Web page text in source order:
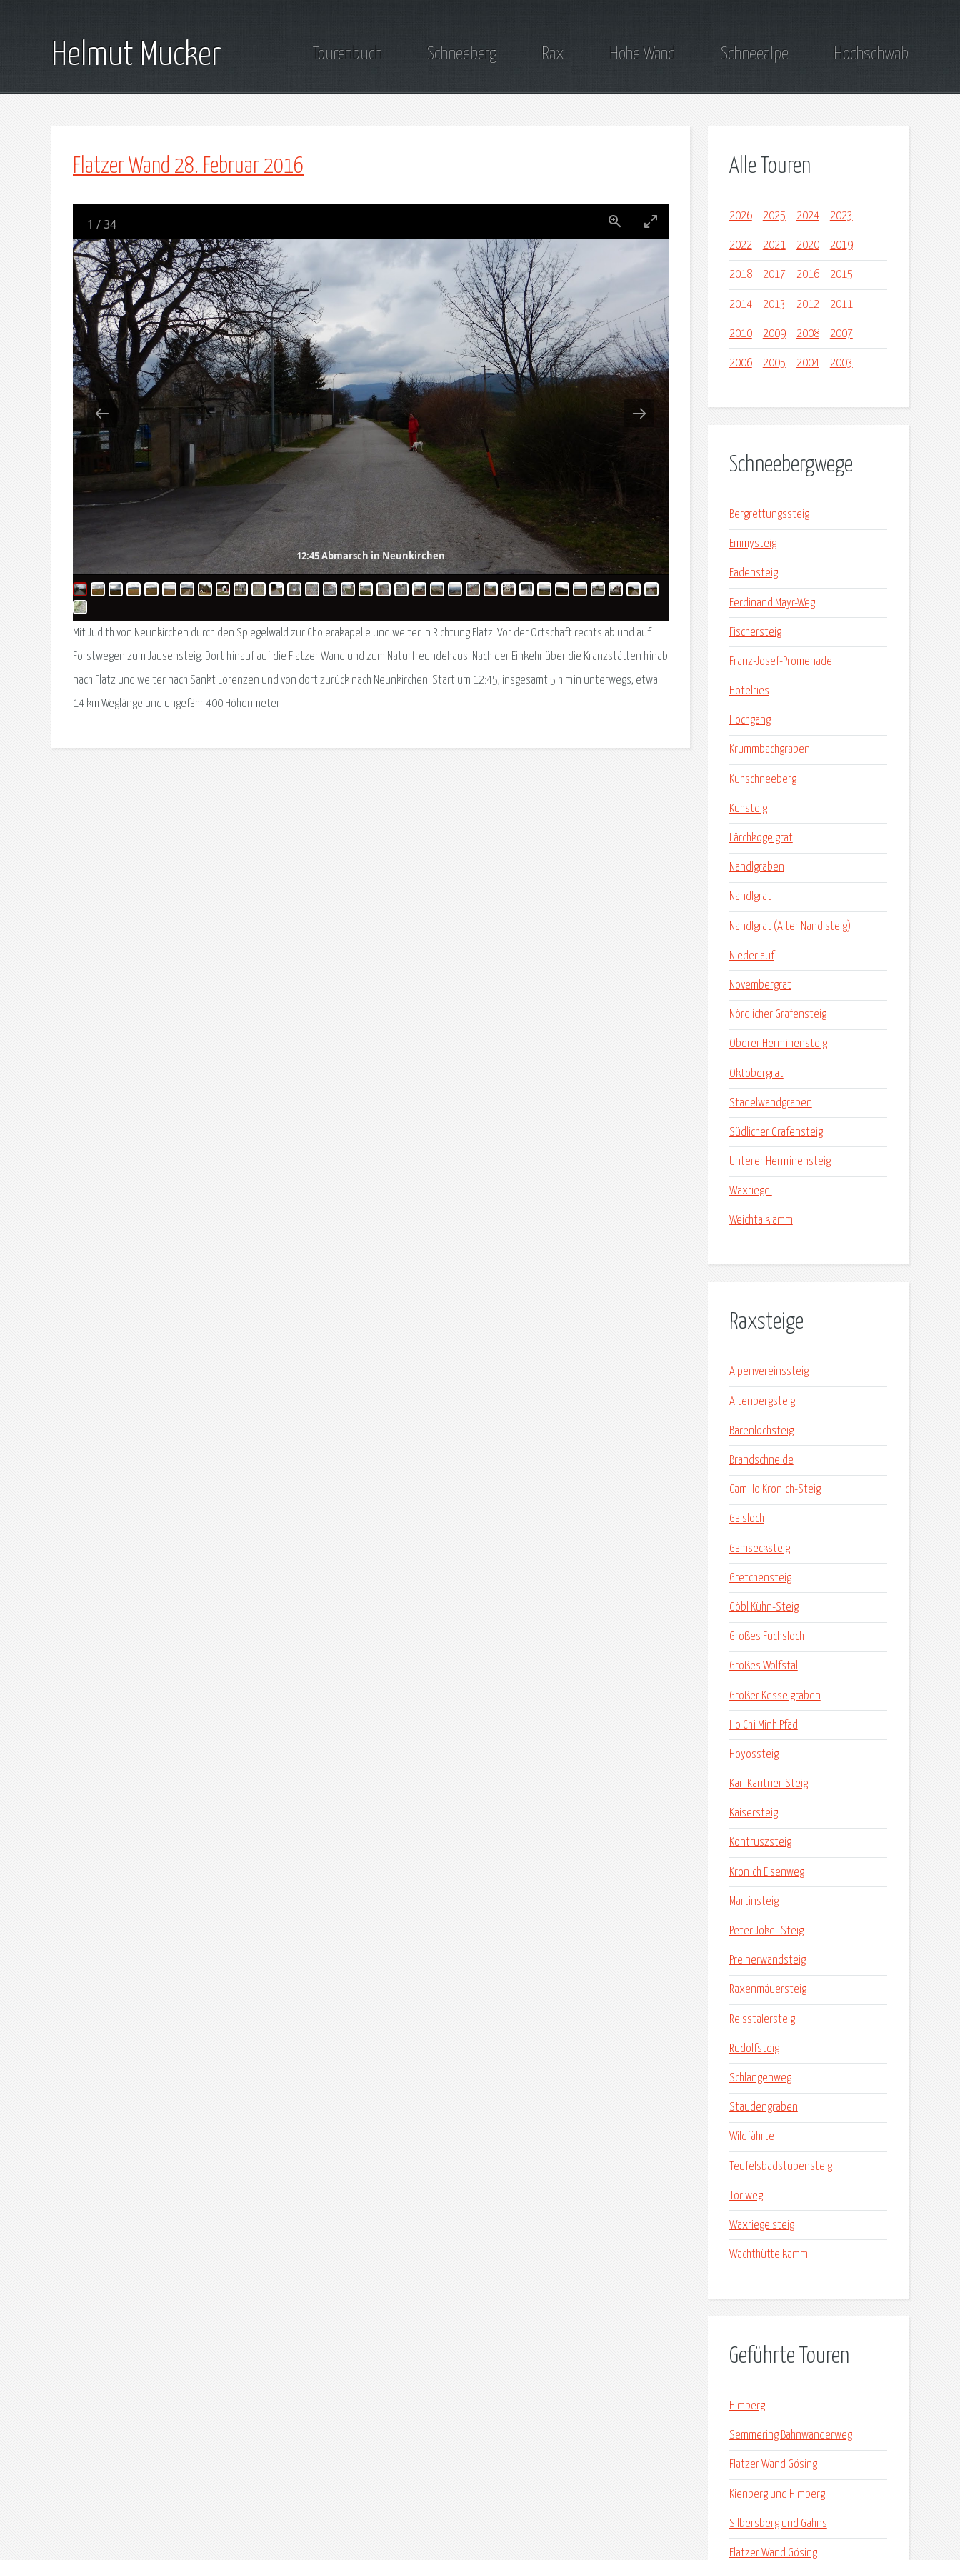
Helmut Mucker Tourenbuch Schneeberg Rax Hohe Wand Schneealpe Hochschwab
Flatzer Wand 28. Februar 2016
12:45 Abmarsch in Neunkirchen
1 /34
Mit Judith von Neunkirchen durch den Spiegelwald zur Cholerakapelle und weiter in Richtung Flatz. Vor der Ortschaft rechts ab und auf
Forstwegen zum Jausensteig. Dort hinauf auf die Flatzer Wand und zum Naturfreundehaus. Nach der Einkehr über die Kranzstätten hinab
nach Flatz und weiter nach Sankt Lorenzen und von dort zurück nach Neunkirchen. Start um 12:45, insgesamt 5 h min unterwegs, etwa
14 km Weglänge und ungefähr 400 Höhenmeter.
Alle Touren
2026 2025 2024 2023
2022 2021 2020 2019
2018 2017 2016 2015
2014 2013 2012 2011
2010 2009 2008 2007
2006 2005 2004 2003
Schneebergwege
Bergrettungssteig
Emmysteig
Fadensteig
Ferdinand Mayr-Weg
Fischersteig
Franz-Josef-Promenade
Hotelries
Hochgang
Krummbachgraben
Kuhschneeberg
Kuhsteig
Lärchkogelgrat
Nandlgraben
Nandlgrat
Nandlgrat (Alter Nandlsteig)
Niederlauf
Novembergrat
Nördlicher Grafensteig
Oberer Herminensteig
Oktobergrat
Stadelwandgraben
Südlicher Grafensteig
Unterer Herminensteig
Waxriegel
Weichtalklamm
Raxsteige
Alpenvereinssteig
Altenbergsteig
Bärenlochsteig
Brandschneide
Camillo Kronich-Steig
Gaisloch
Gamsecksteig
Gretchensteig
Göbl Kühn-Steig
Großes Fuchsloch
Großes Wolfstal
Großer Kesselgraben
Ho Chi Minh Pfad
Hoyossteig
Karl Kantner-Steig
Kaisersteig
Kontruszsteig
Kronich Eisenweg
Martinsteig
Peter Jokel-Steig
Preinerwandsteig
Raxenmäuersteig
Reisstalersteig
Rudolfsteig
Schlangenweg
Staudengraben
Wildfährte
Teufelsbadstubensteig
Törlweg
Waxriegelsteig
Wachthüttelkamm
Geführte Touren
Himberg
Semmering Bahnwanderweg
Flatzer Wand Gösing
Kienberg und Himberg
Silbersberg und Gahns
Flatzer Wand Gösing